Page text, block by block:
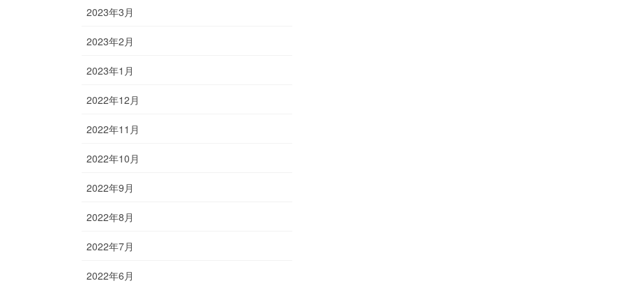
2023年3月
2023年2月
2023年1月
2022年12月
2022年11月
2022年10月
2022年9月
2022年8月
2022年7月
2022年6月